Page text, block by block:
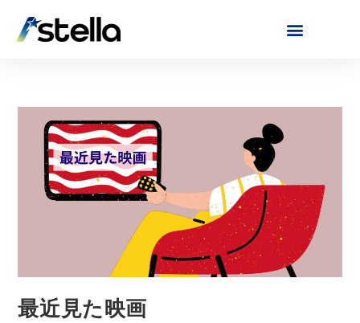
最近見た映画